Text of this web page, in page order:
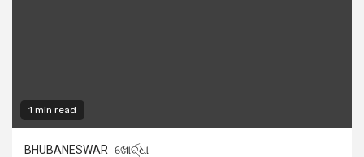
1 min read
BHUBANESWAR ଖୋର୍ଦ୍ଧା